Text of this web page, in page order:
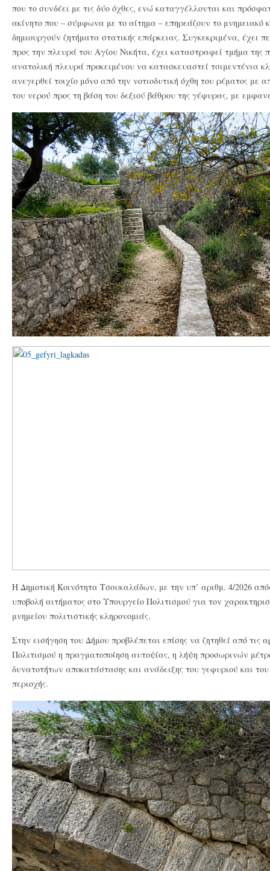
που το συνδέει με τις δύο όχθες, ενώ καταγγέλλονται και
ακίνητο που – σύμφωνα με το αίτημα – επηρεάζουν το μνημειακό
δημιουργούν ζητήματα στατικής επάρκειας. Συγκεκριμένα, έχει
προς την πλευρά του Αγίου Νικήτα, έχει καταστραφεί τμήμα της
ανατολική πλευρά προκειμένου να κατασκευαστεί τσιμεντένια
ανεγερθεί τοιχίο μόνο από την νοτιοδυτική όχθη του ρέματος με
του νερού προς τη βάση του δεξιού βάθρου της γέφυρας, με
Η Δημοτική Κοινότητα Τσουκαλάδων, με την υπ’ αριθμ. 4/2026
υποβολή αιτήματος στο Υπουργείο Πολιτισμού για τον
μνημείου πολιτιστικής κληρονομιάς.
Στην εισήγηση του Δήμου προβλέπεται επίσης να ζητηθεί από τις
Πολιτισμού η πραγματοποίηση αυτοψίας, η λήψη προσωρινών
δυνατοτήτων αποκατάστασης και ανάδειξης του γεφυριού και
περιοχής.